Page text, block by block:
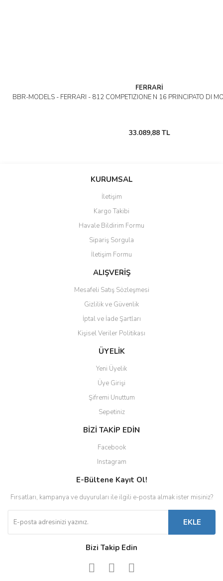
FERRARİ
BBR-MODELS - FERRARI - 812 COMPETIZIONE N 16 PRINCIPATO DI
33.089,88 TL
KURUMSAL
İletişim
Kargo Takibi
Havale Bildirim Formu
Sipariş Sorgula
İletişim Formu
ALIŞVERİŞ
Mesafeli Satış Sözleşmesi
Gizlilik ve Güvenlik
İptal ve İade Şartları
Kişisel Veriler Politikası
ÜYELİK
Yeni Üyelik
Üye Girişi
Şifremi Unuttum
Sepetiniz
BİZİ TAKİP EDİN
Facebook
Instagram
E-Bültene Kayıt Ol!
Fırsatları, kampanya ve duyuruları ile ilgili e-posta almak ister misiniz?
EKLE
Bizi Takip Edin